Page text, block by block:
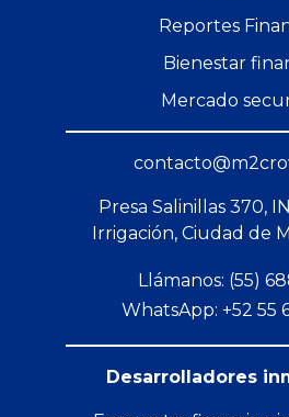
Reportes
Bienestar
Mercado
Presa Salinillas 370,
Irrigación, Ciudad de
Llámanos: (55)
WhatsApp: +52 55
Desarrolladores